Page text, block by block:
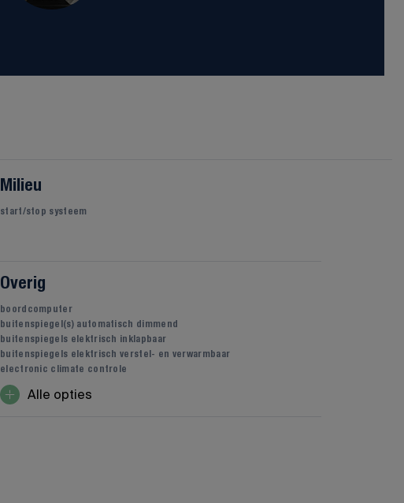
Milieu
start/stop systeem
Overig
boordcomputer
buitenspiegel(s) automatisch dimmend
buitenspiegels elektrisch inklapbaar
buitenspiegels elektrisch verstel- en verwarmbaar
electronic climate controle
Alle opties